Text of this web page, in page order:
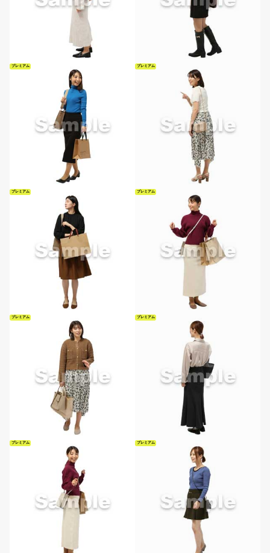
プレミアム プレミアム
プレミアム プレミアム
プレミアム プレミアム
プレミアム プレミアム